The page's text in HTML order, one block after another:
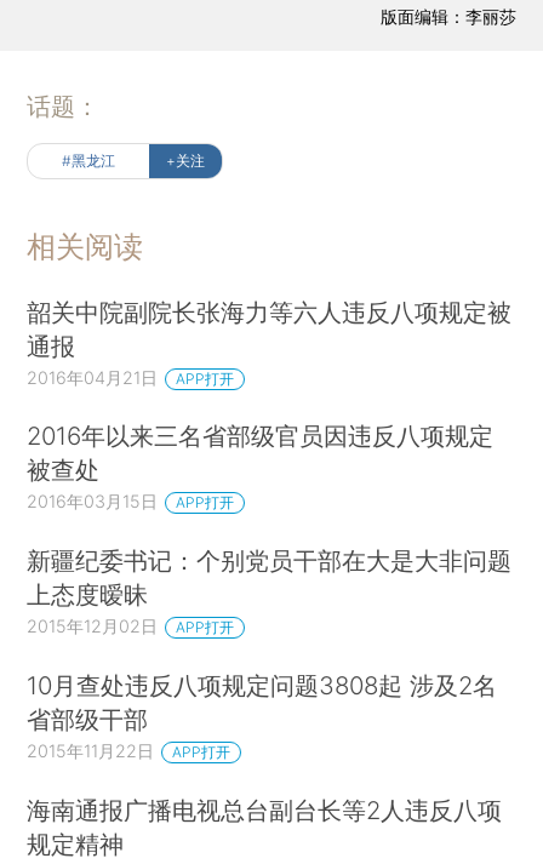
版面编辑：李丽莎
话题：
#黑龙江 +关注
相关阅读
韶关中院副院长张海力等六人违反八项规定被
通报
2016年04月21日 APP打开
2016年以来三名省部级官员因违反八项规定
被查处
2016年03月15日 APP打开
新疆纪委书记：个别党员干部在大是大非问题
上态度暧昧
2015年12月02日 APP打开
10月查处违反八项规定问题3808起 涉及2名
省部级干部
2015年11月22日 APP打开
海南通报广播电视总台副台长等2人违反八项
规定精神